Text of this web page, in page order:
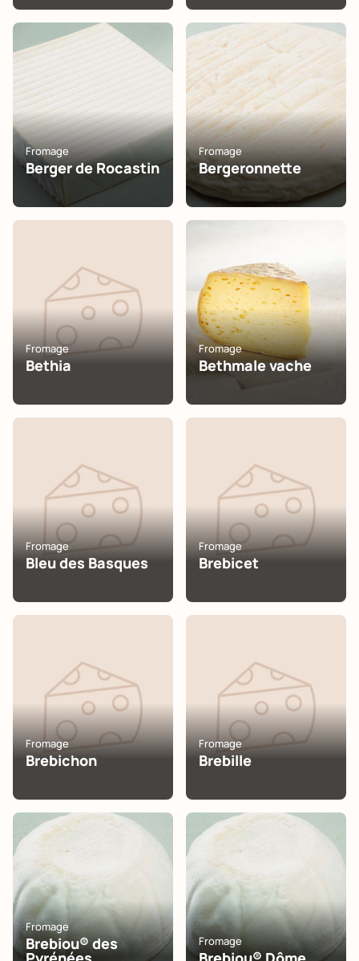
Fromage
Berger de Rocastin
Fromage
Bergeronnette
Fromage
Bethia
Fromage
Bethmale vache
Fromage
Bleu des Basques
Fromage
Brebicet
Fromage
Brebichon
Fromage
Brebille
Fromage
Brebiou® des Fromage